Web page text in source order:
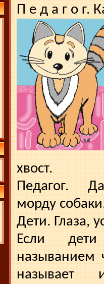
П е д а г о г.
хвост.
Педагог.
морду
Дети. Глаза,
Если
называнием